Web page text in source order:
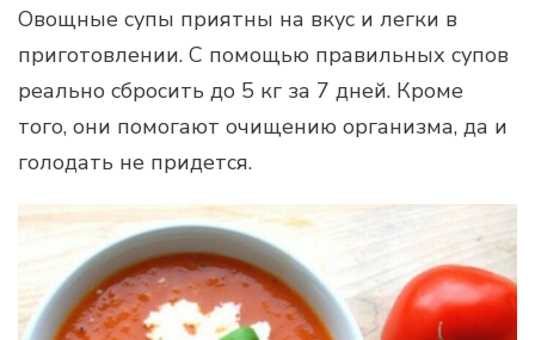
Овощные супы приятны на вкус и легки в
приготовлении. С помощью правильных супов
реально сбросить до 5 кг за 7 дней. Кроме
того, они помогают очищению организма, да и
голодать не придется.